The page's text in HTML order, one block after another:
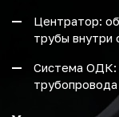
Центратор:
трубы внутри
Система ОДК: